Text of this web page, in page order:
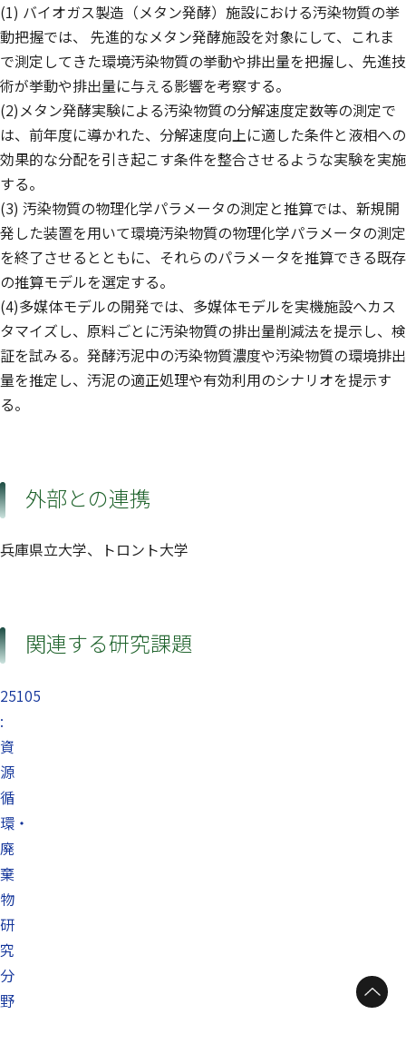
(1) バイオガス製造（メタン発酵）施設における汚染物質の挙
動把握では、 先進的なメタン発酵施設を対象にして、これま
で測定してきた環境汚染物質の挙動や排出量を把握し、先進技
術が挙動や排出量に与える影響を考察する。
(2)メタン発酵実験による汚染物質の分解速度定数等の測定で
は、前年度に導かれた、分解速度向上に適した条件と液相への
効果的な分配を引き起こす条件を整合させるような実験を実施
する。
(3) 汚染物質の物理化学パラメータの測定と推算では、新規開
発した装置を用いて環境汚染物質の物理化学パラメータの測定
を終了させるとともに、それらのパラメータを推算できる既存
の推算モデルを選定する。
(4)多媒体モデルの開発では、多媒体モデルを実機施設へカス
タマイズし、原料ごとに汚染物質の排出量削減法を提示し、検
証を試みる。発酵汚泥中の汚染物質濃度や汚染物質の環境排出
量を推定し、汚泥の適正処理や有効利用のシナリオを提示す
る。
外部との連携
兵庫県立大学、トロント大学
関連する研究課題
25105
:
資
源
循
環・
廃
棄
物
研
究
分
野